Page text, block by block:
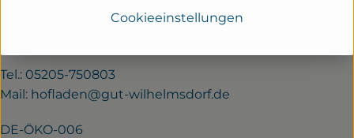
info@gut-wilhelmsdorf.de
Tel.: 05205-750803
Mail: hofladen@gut-wilhelmsdorf.de
DE-ÖKO-006
Cookieeinstellungen